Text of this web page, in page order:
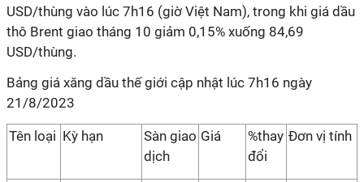
USD/thùng vào lúc 7h16 (giờ Việt Nam), trong khi giá dầu
thô Brent giao tháng 10 giảm 0,15% xuống 84,69
USD/thùng.
Bảng giá xăng dầu thế giới cập nhật lúc 7h16 ngày
21/8/2023
Tên loại Kỳ hạn
Sàn giao
dịch
Giá
%thay
đổi
Đơn vị tính